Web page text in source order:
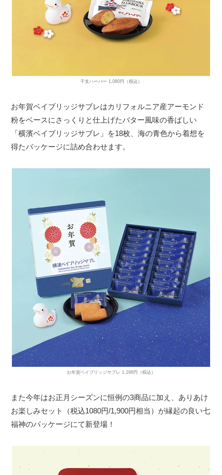
干支ハーバー 1,080円（税込）
お年賀ベイブリッジサブレはカリフォルニア産アーモンド
粉をベースにさっくりと仕上げたバター風味の香ばしい
「横濱ベイブリッジサブレ」を18枚、海の青色から着想を
得たパッケージに詰め合わせます。
お年賀ベイブリッジサブレ 1,166円（税込）
また今年はお正月シーズンに恒例の3商品に加え、ありあけ
お楽しみセット（税込1080円/1,900円相当）が縁起の良い七
福神のパッケージにて新登場！